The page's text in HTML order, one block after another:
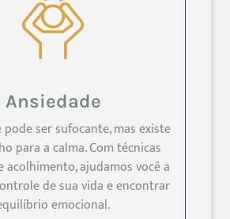
Ansiedade
pode ser sufocante, mas existe
para a calma. Com técnicas
acolhimento, ajudamos você a
de sua vida e encontrar
emocional.